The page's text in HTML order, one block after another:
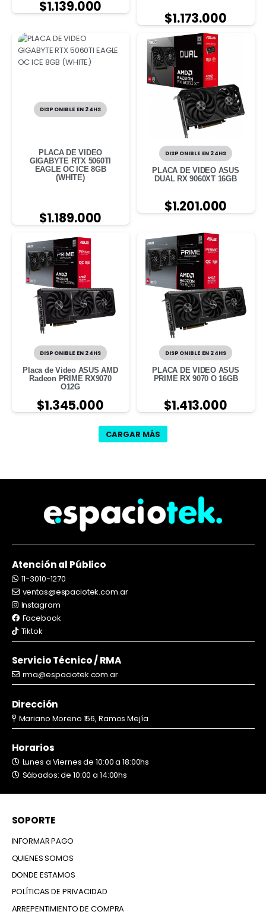
$1.139.000
$1.173.000
DISPONIBLE EN 24HS
PLACA DE VIDEO
GIGABYTE RTX 5060TI
EAGLE OC ICE 8GB
(WHITE)
$1.189.000
DISPONIBLE EN 24HS
PLACA DE VIDEO ASUS
DUAL RX 9060XT 16GB
$1.201.000
DISPONIBLE EN 24HS
Placa de Video ASUS AMD
Radeon PRIME RX9070
O12G
$1.345.000
DISPONIBLE EN 24HS
PLACA DE VIDEO ASUS
PRIME RX 9070 O 16GB
$1.413.000
CARGAR MÁS
Atención al Público
11-3010-1270
ventas@espaciotek.com.ar
Instagram
Facebook
Tiktok
Servicio Técnico / RMA
rma@espaciotek.com.ar
Dirección
Mariano Moreno 156, Ramos Mejía
Horarios
Lunes a Viernes de 10:00 a 18:00hs
Sábados: de 10:00 a 14:00hs
SOPORTE
INFORMAR PAGO
QUIENES SOMOS
DONDE ESTAMOS
POLÍTICAS DE PRIVACIDAD
ARREPENTIMIENTO DE COMPRA